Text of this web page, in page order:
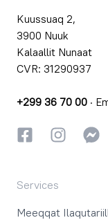
Kuussuaq 2,
3900 Nuuk
Kalaallit Nunaat
CVR: 31290937
+299 36 70 00 ·
FacebookkiInstagrammi
Services
Meeqqat